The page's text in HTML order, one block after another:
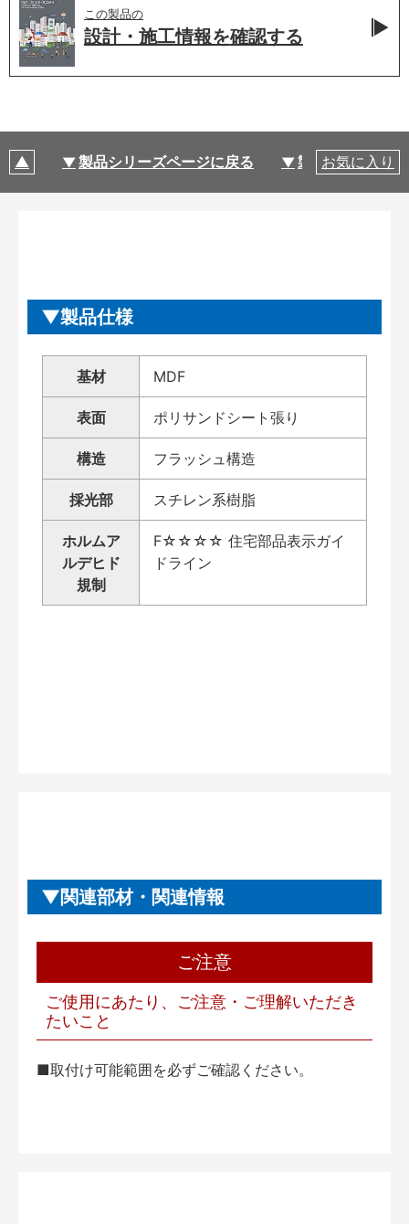
この製品の
設計・施工情報を確認する
製品シリーズページに戻る 製品仕様
お気に入り
製品仕様
基材 MDF
表面 ポリサンドシート張り
構造 フラッシュ構造
採光部 スチレン系樹脂
ホルムア
ルデヒド
規制
F☆☆☆☆ 住宅部品表示ガイ
ドライン
関連部材・関連情報
ご注意
ご使用にあたり、ご注意・ご理解いただき
たいこと
■取付け可能範囲を必ずご確認ください。